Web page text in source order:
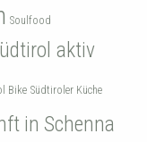
Soulfood
aktiv
Bike Südtiroler Küche
in Schenna